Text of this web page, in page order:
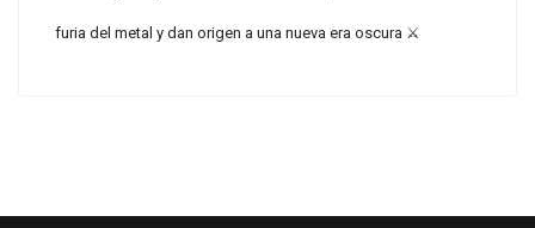
furia del metal y dan origen a una nueva era oscura ⚔️